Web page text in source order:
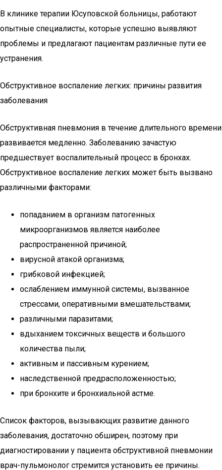
В клинике терапии Юсуповской больницы, работают
опытные специалисты, которые успешно выявляют
проблемы и предлагают пациентам различные пути ее
устранения.
Обструктивное воспаление легких: причины развития
заболевания
Обструктивная пневмония в течение длительного времени
развивается медленно. Заболеванию зачастую
предшествует воспалительный процесс в бронхах.
Обструктивное воспаление легких может быть вызвано
различными факторами:
попаданием в организм патогенных
микроорганизмов является наиболее
распространенной причиной;
вирусной атакой организма;
грибковой инфекцией;
ослаблением иммунной системы, вызванное
стрессами, оперативными вмешательствами;
различными паразитами;
вдыханием токсичных веществ и большого
количества пыли;
активным и пассивным курением;
наследственной предрасположенностью;
при бронхите и бронхиальной астме.
Список факторов, вызывающих развитие данного
заболевания, достаточно обширен, поэтому при
диагностировании у пациента обструктивной пневмонии
врач-пульмонолог стремится установить ее причины.